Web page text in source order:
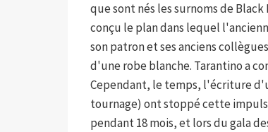
que sont nés les surnoms de
conçu le plan dans lequel
son patron et ses anciens
d'une robe blanche. Tarantino a
Cependant, le temps, l'écriture
tournage) ont stoppé cette
pendant 18 mois, et lors du gala